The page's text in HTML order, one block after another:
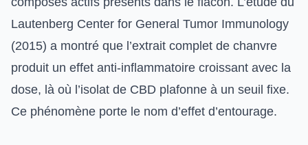
Lautenberg Center for General Tumor Immunology
(2015) a montré que l’extrait complet de chanvre
produit un effet anti-inflammatoire croissant avec la
dose, là où l’isolat de CBD plafonne à un seuil fixe.
Ce phénomène porte le nom d’effet d’entourage.